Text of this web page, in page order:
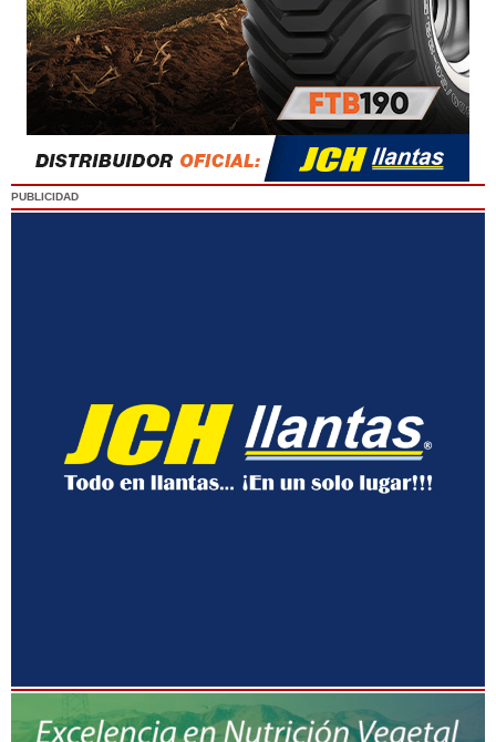
PUBLICIDAD